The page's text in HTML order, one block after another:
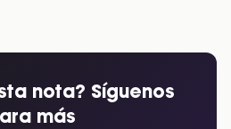
nota? Síguenos
más